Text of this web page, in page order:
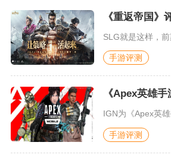
手游评测
手游评测